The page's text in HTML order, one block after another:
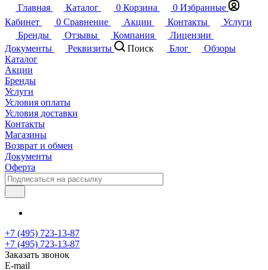
Главная
Каталог 0 Корзина 0 Избранные
Кабинет
0 Сравнение Акции Контакты
Услуги
Бренды
Отзывы Компания
Лицензии
Документы
Реквизиты Поиск Блог
Обзоры
Каталог
Акции
Бренды
Услуги
Условия оплаты
Условия доставки
Контакты
Магазины
Возврат и обмен
Документы
Оферта
+7 (495) 723-13-87
+7 (495) 723-13-87
Заказать звонок
E-mail